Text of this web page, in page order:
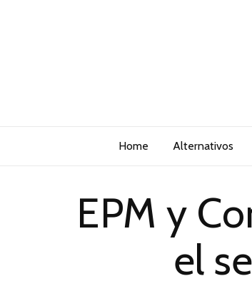
Home Alternativos
EPM y
el